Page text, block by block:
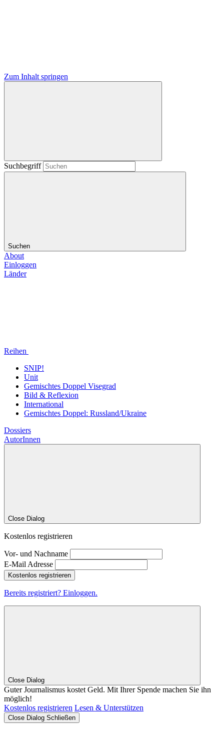
Zum Inhalt springen
Suchbegriff
Suchen
About
Einloggen
Länder
Reihen
SNIP!
Unit
Gemischtes Doppel Visegrad
Bild & Reflexion
International
Gemischtes Doppel: Russland/Ukraine
Dossiers
AutorInnen
Close Dialog
Kostenlos registrieren
Vor- und Nachname
E-Mail Adresse
Kostenlos registrieren
Bereits registriert? Einloggen.
Close Dialog
Guter Journalismus kostet Geld. Mit Ihrer Spende machen Sie ihn
möglich!
Kostenlos registrieren Lesen & Unterstützen
Close Dialog Schließen